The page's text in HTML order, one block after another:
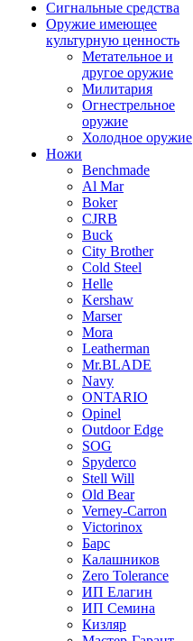
Сигнальные средства
Оружие имеющее
культурную ценность
Метательное и
другое оружие
Милитария
Огнестрельное
оружие
Холодное оружие
Ножи
Benchmade
Al Mar
Boker
CJRB
Buck
City Brother
Cold Steel
Helle
Kershaw
Marser
Mora
Leatherman
Mr.BLADE
Navy
ONTARIO
Opinel
Outdoor Edge
SOG
Spyderco
Stell Will
Old Bear
Verney-Carron
Victorinox
Барс
Калашников
Zero Tolerance
ИП Елагин
ИП Семина
Кизляр